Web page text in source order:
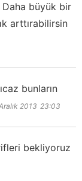
Daha büyük bir
arttırabilirsin
bunların
2013 23:03
bekliyoruz